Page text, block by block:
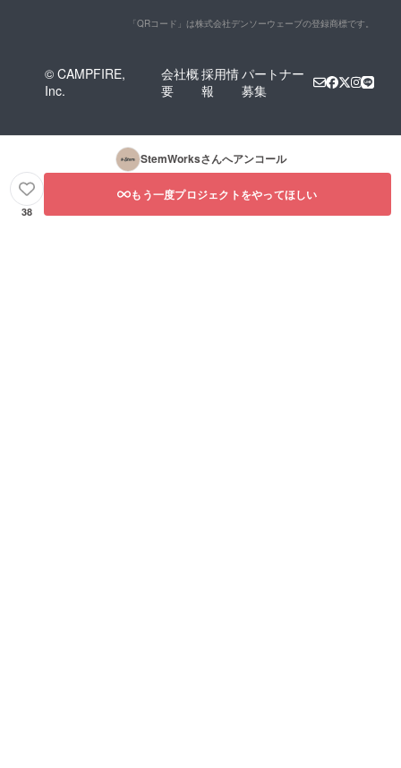
「QRコード」は株式会社デンソーウェーブの登録商標です。
© CAMPFIRE,
Inc.
会社概
要
採用情
報
パートナー
募集
StemWorksさんへアンコール
38
もう一度プロジェクトをやってほしい